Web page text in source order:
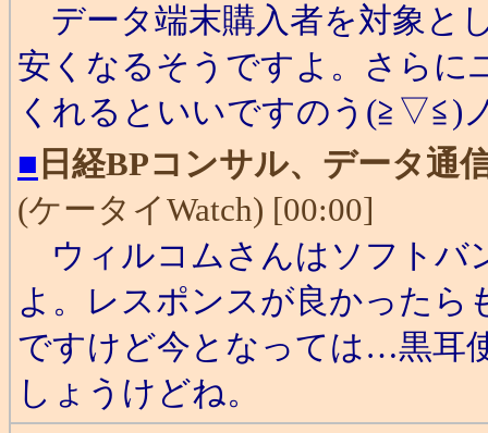
データ端末購入者を対象と
安くなるそうですよ。さらに
くれるといいですのう(≧▽≦)
■ 日経BPコンサル、データ通
(ケータイWatch) [00:00]
ウィルコムさんはソフトバ
よ。レスポンスが良かった
ですけど今となっては…黒耳
しょうけどね。